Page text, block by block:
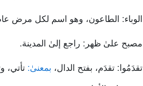
الوباء: الطاعون، وهو اسم لكل مرض
مصبح علىٰ ظهر: راجع إلىٰ المدينة.
تقدَمُوا: تقدَم، بفتح الدال، بمعنىٰ: تأتي،